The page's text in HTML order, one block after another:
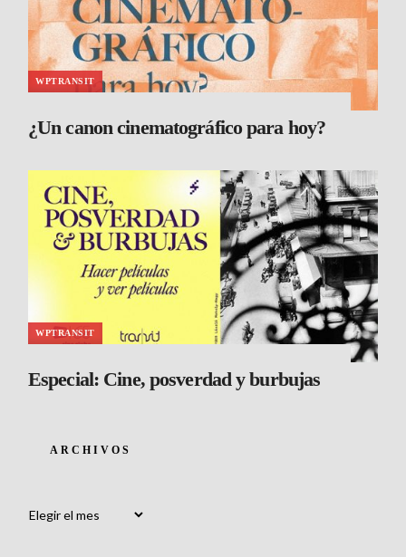
WPTRANSIT
¿Un canon cinematográfico para hoy?
WPTRANSIT
Especial: Cine, posverdad y burbujas
ARCHIVOS